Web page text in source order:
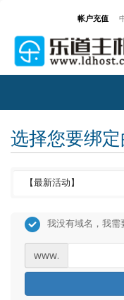
帐户充值
选择您要绑
我没有域名，我需
www.